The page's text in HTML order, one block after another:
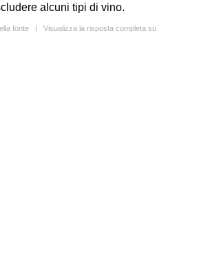
alcuni tipi di vino.
fonte | Visualizza la risposta completa su